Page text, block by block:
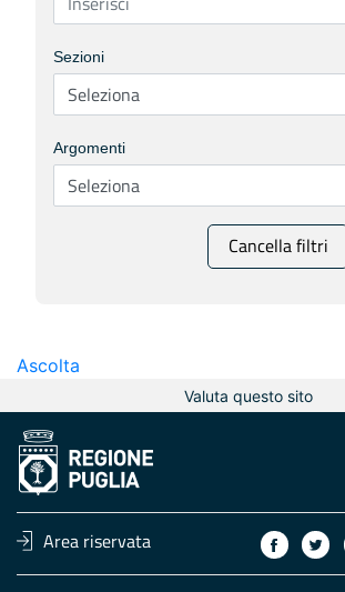
Sezioni
Argomenti
Cancella filtri
Ascolta
Valuta questo sito
Area riservata